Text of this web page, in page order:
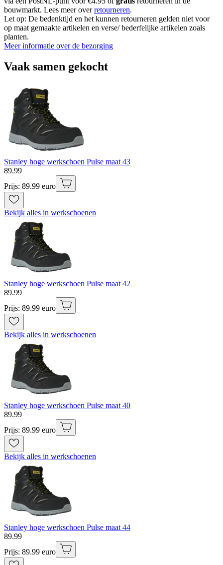
bouwmarkt. Lees meer overretourneren.
Let op: De bedenktijd en het kunnen retourneren gelden niet voor
op maat gemaakte artikelen en verse/ bederfelijke artikelen zoals
planten.
Meer informatie over de bezorging
Vaak samen gekocht
Stanley hoge werkschoen Pulse maat 43
89.99
Prijs: 89.99 euro
Bekijk alles in werkschoenen
Stanley hoge werkschoen Pulse maat 42
89.99
Prijs: 89.99 euro
Bekijk alles in werkschoenen
Stanley hoge werkschoen Pulse maat 40
89.99
Prijs: 89.99 euro
Bekijk alles in werkschoenen
Stanley hoge werkschoen Pulse maat 44
89.99
Prijs: 89.99 euro